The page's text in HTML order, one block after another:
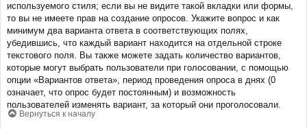
используемого стиля; если вы не видите такой вкладки или формы,
то вы не имеете прав на создание опросов. Укажите вопрос и как
минимум два варианта ответа в соответствующих полях,
убедившись, что каждый вариант находится на отдельной строке
текстового поля. Вы также можете задать количество вариантов,
которые могут выбрать пользователи при голосовании, с помощью
опции «Вариантов ответа», период проведения опроса в днях (0
означает, что опрос будет постоянным) и возможность
пользователей изменять вариант, за который они проголосовали.
Вернуться к началу